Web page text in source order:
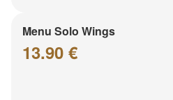
Menu Solo Wings
13.90 €